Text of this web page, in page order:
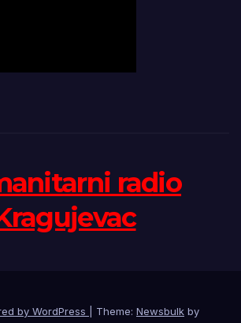
radio
by WordPress Theme: Newsbulk by